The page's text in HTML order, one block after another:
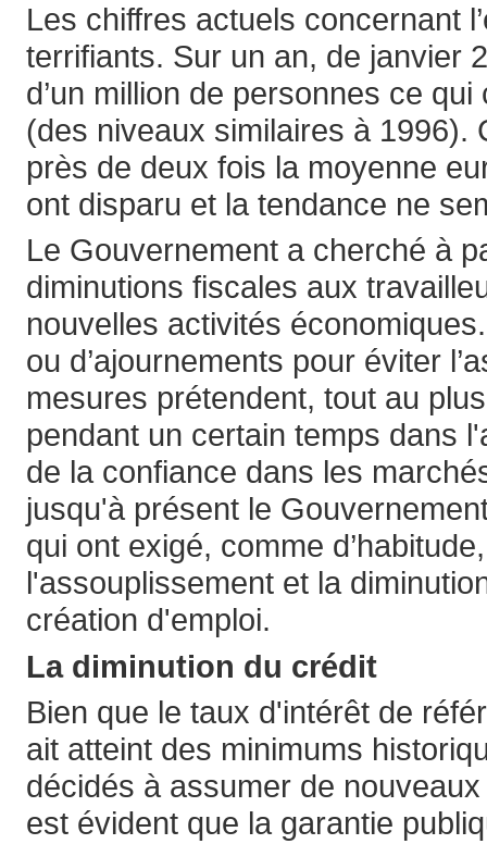
Les chiffres actuels concernant
terrifiants. Sur un an, de janvier
d’un million de personnes ce
(des niveaux similaires à 1996).
près de deux fois la moyenne
ont disparu et la tendance ne
Le Gouvernement a cherché à
diminutions fiscales aux
nouvelles activités
ou d’ajournements pour éviter
mesures prétendent, tout au
pendant un certain temps dans
de la confiance dans les
jusqu'à présent le
qui ont exigé, comme
l'assouplissement et la
création d'emploi.
La diminution du crédit
Bien que le taux d'intérêt de
ait atteint des minimums
décidés à assumer de
est évident que la garantie